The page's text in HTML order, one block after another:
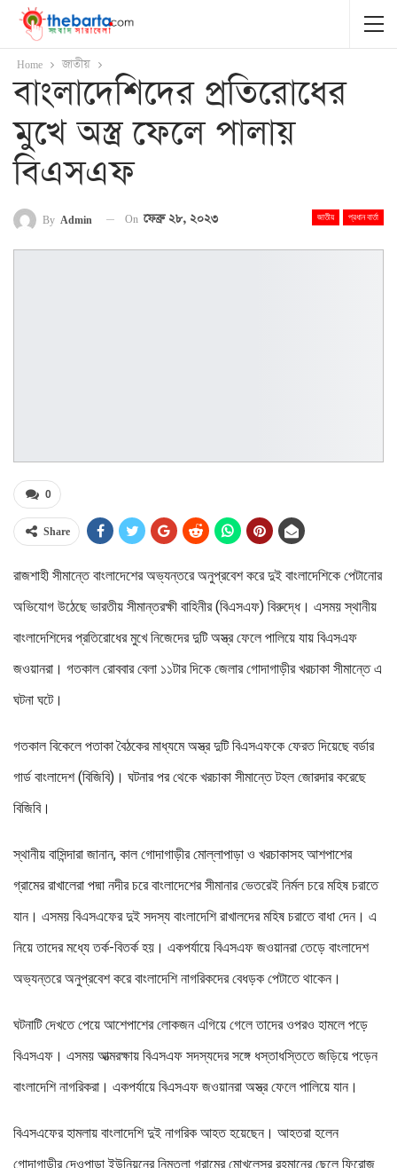
Home জাতীয়
বাংলাদেশিদের প্রতিরোধের
মুখে অস্ত্র ফেলে পালায়
বিএসএফ
জাতীয় প্রধান বার্তা
By Admin On ফেব্রু ২৮, ২০২৩
0
Share
রাজশাহী সীমান্তে বাংলাদেশের অভ্যন্তরে অনুপ্রবেশ করে দুই বাংলাদেশিকে পেটানোর
অভিযোগ উঠেছে ভারতীয় সীমান্তরক্ষী বাহিনীর (বিএসএফ) বিরুদ্ধে। এসময় স্থানীয়
বাংলাদেশিদের প্রতিরোধের মুখে নিজেদের দুটি অস্ত্র ফেলে পালিয়ে যায় বিএসএফ
জওয়ানরা। গতকাল রোববার বেলা ১১টার দিকে জেলার গোদাগাড়ীর খরচাকা সীমান্তে এ
ঘটনা ঘটে।
গতকাল বিকেলে পতাকা বৈঠকের মাধ্যমে অস্ত্র দুটি বিএসএফকে ফেরত দিয়েছে বর্ডার
গার্ড বাংলাদেশ (বিজিবি)। ঘটনার পর থেকে খরচাকা সীমান্তে টহল জোরদার করেছে
বিজিবি।
স্থানীয় বাসিন্দারা জানান, কাল গোদাগাড়ীর মোল্লাপাড়া ও খরচাকাসহ আশপাশের
গ্রামের রাখালেরা পদ্মা নদীর চরে বাংলাদেশের সীমানার ভেতরেই নির্মল চরে মহিষ চরাতে
যান। এসময় বিএসএফের দুই সদস্য বাংলাদেশি রাখালদের মহিষ চরাতে বাধা দেন। এ
নিয়ে তাদের মধ্যে তর্ক-বিতর্ক হয়। একপর্যায়ে বিএসএফ জওয়ানরা তেড়ে বাংলাদেশ
অভ্যন্তরে অনুপ্রবেশ করে বাংলাদেশি নাগরিকদের বেধড়ক পেটাতে থাকেন।
ঘটনাটি দেখতে পেয়ে আশেপাশের লোকজন এগিয়ে গেলে তাদের ওপরও হামলে পড়ে
বিএসএফ। এসময় আত্মরক্ষায় বিএসএফ সদস্যদের সঙ্গে ধস্তাধস্তিতে জড়িয়ে পড়েন
বাংলাদেশি নাগরিকরা। একপর্যায়ে বিএসএফ জওয়ানরা অস্ত্র ফেলে পালিয়ে যান।
বিএসএফের হামলায় বাংলাদেশি দুই নাগরিক আহত হয়েছেন। আহতরা হলেন
গোদাগাড়ীর দেওপাড়া ইউনিয়নের নিমতলা গ্রামের মোখলেসুর রহমানের ছেলে ফিরোজ